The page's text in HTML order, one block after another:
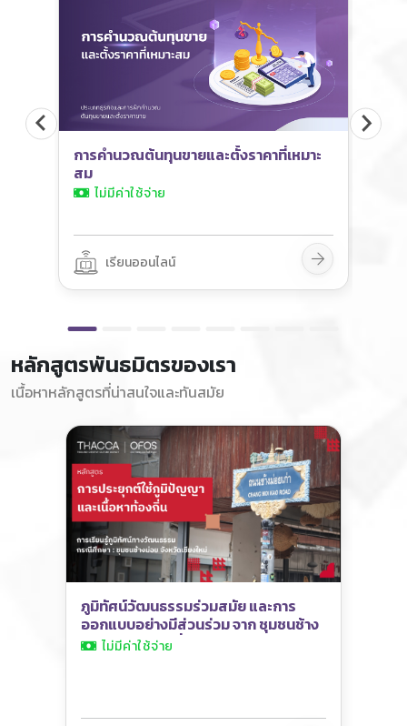
การคำนวณต้นทุนขายและตั้งราคาที่เหมาะ
สม
ไม่มีค่าใช้จ่าย
เรียนออนไลน์
หลักสูตรพันธมิตรของเรา
เนื้อหาหลักสูตรที่น่าสนใจและทันสมัย
ภูมิทัศน์วัฒนธรรมร่วมสมัย และการ
ออกแบบอย่างมีส่วนร่วม จาก ชุมชนช้าง
ม่อย เชียงใหม่ เพื่อไปปรับใช้กับชุมชนตัว
ไม่มีค่าใช้จ่าย